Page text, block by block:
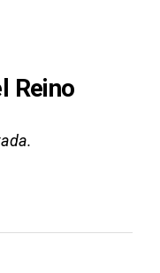
Reino